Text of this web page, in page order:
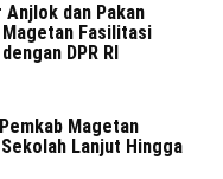
dan Pakan
Magetan Fasilitasi
DPR RI
Magetan
Lanjut Hingga